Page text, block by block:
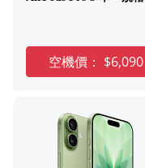
空機價： $6,090